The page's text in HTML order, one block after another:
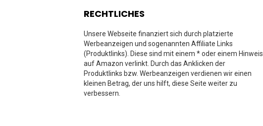
RECHTLICHES
Unsere Webseite finanziert sich durch platzierte
Werbeanzeigen und sogenannten Affiliate Links
(Produktlinks). Diese sind mit einem * oder einem Hinweis
auf Amazon verlinkt. Durch das Anklicken der
Produktlinks bzw. Werbeanzeigen verdienen wir einen
kleinen Betrag, der uns hilft, diese Seite weiter zu
verbessern.